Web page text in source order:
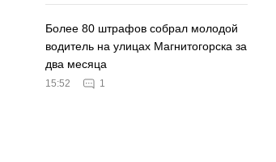
Более 80 штрафов собрал молодой
водитель на улицах Магнитогорска за
два месяца
15:52 1